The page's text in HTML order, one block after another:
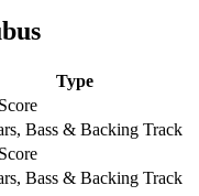
Type
Bass & Backing Track
Bass & Backing Track